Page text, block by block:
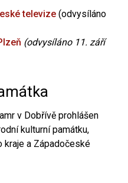
televize (odvysíláno
(odvysíláno 11. září
v Dobřívě prohlášen
kulturní památku,
kraje a Západočeské